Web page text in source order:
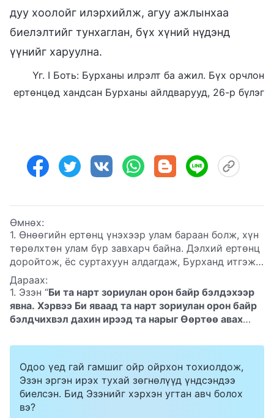
дуу хоолойг илэрхийлж, агуу ажлынхаа
биелэлтийг тунхаглан, бүх хүний нүдэнд
үүнийг харуулна.
Үг. I Боть: Бурханы илрэлт ба ажил. Бүх орчлон
ертөнцөд хандсан Бурханы айлдварууд, 26-р бүлэг
Өмнөх:
1. Өнөөгийн ертөнц үнэхээр улам бараан болж, хүн
төрөлхтөн улам бүр завхарч байна. Дэлхий ертөнц
доройтож, ёс суртахуун алдагдаж, Бурханд итгэж,
зөв замаар явдаг сайн хүмүүс дээрэлхүүлж,
дарангуйлалд өртөж, хавчигдаж байхад харин муу
муухай бүхнийг хийдэг гутлын ул долоогч, завшигч
нар мандаж байна. Дэлхий ертөнц яагаад ийм
бараан, ийм хорон муу юм бэ? Хүн төрөлхтний
Дараах:
1. Эзэн “Би та нарт зориулан орон байр бэлдэхээр
явна. Хэрвээ Би яваад та нарт зориулан орон байр
бэлдчихвэл дахин ирээд та нарыг Өөртөө авах
болно”(Иохан 14:2–3)хэмээн хэлж, бидэнд амлалт
бэлдэхээр тэнгэр өөд гарсан тул энэ байр суурь
тэнгэрт байх учиртай. Гэтэл та нар Эзэн Есүс эргэн
ирж, газар дээр Бурханы хаанчлалыг байгуулсан
гэж гэрчилдэг. Би ойлгохгүй байна. Тэнгэрийн
Одоо үед гай гамшиг ойр ойрхон тохиолдож,
Эзэн эргэн ирэх тухай зөгнөлүүд үндсэндээ
биелсэн. Бид Эзэнийг хэрхэн угтан авч болох
вэ?